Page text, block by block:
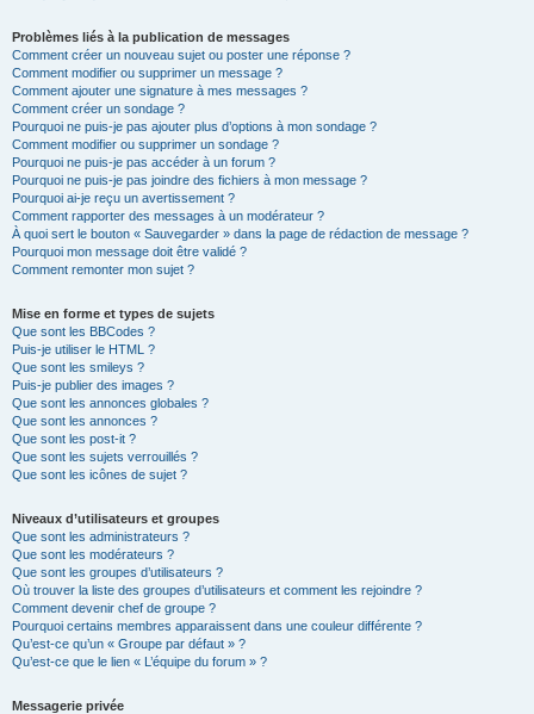
Problèmes liés à la publication de messages
Comment créer un nouveau sujet ou poster une réponse ?
Comment modifier ou supprimer un message ?
Comment ajouter une signature à mes messages ?
Comment créer un sondage ?
Pourquoi ne puis-je pas ajouter plus d’options à mon sondage ?
Comment modifier ou supprimer un sondage ?
Pourquoi ne puis-je pas accéder à un forum ?
Pourquoi ne puis-je pas joindre des fichiers à mon message ?
Pourquoi ai-je reçu un avertissement ?
Comment rapporter des messages à un modérateur ?
À quoi sert le bouton « Sauvegarder » dans la page de rédaction de message ?
Pourquoi mon message doit être validé ?
Comment remonter mon sujet ?
Mise en forme et types de sujets
Que sont les BBCodes ?
Puis-je utiliser le HTML ?
Que sont les smileys ?
Puis-je publier des images ?
Que sont les annonces globales ?
Que sont les annonces ?
Que sont les post-it ?
Que sont les sujets verrouillés ?
Que sont les icônes de sujet ?
Niveaux d’utilisateurs et groupes
Que sont les administrateurs ?
Que sont les modérateurs ?
Que sont les groupes d’utilisateurs ?
Où trouver la liste des groupes d’utilisateurs et comment les rejoindre ?
Comment devenir chef de groupe ?
Pourquoi certains membres apparaissent dans une couleur différente ?
Qu’est-ce qu’un « Groupe par défaut » ?
Qu’est-ce que le lien « L’équipe du forum » ?
Messagerie privée